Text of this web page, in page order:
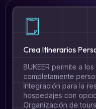
Crea Itinerarios
BUKEER permite a
completamente
Integración para la
hospedajes con
Organización de